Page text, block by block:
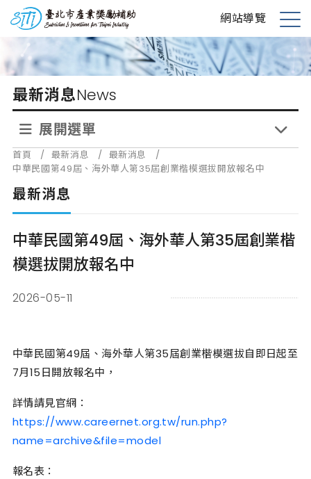
到
要
內
台北市產業獎勵補助 網站導覽
展
開
選
單
最新消息News
展開選單
首頁 / 最新消息 / 最新消息
/
中華民國第49屆、海外華人第35屆創業楷模選拔開放報名中
最新消息
中華民國第49屆、海外華人第35屆創業楷
模選拔開放報名中
2026-05-11
中華民國第49屆、海外華人第35屆創業楷模選拔自即日起至
7月15日開放報名中，
詳情請見官網：
https://www.careernet.org.tw/run.php?
name=archive&file=model
報名表：